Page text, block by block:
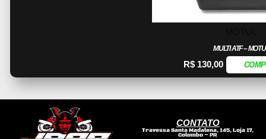
MULTI ATF –
R$130,00
CONTATO
Travessa Santa Madalena, 145, Loja 17,
Colombo – PR